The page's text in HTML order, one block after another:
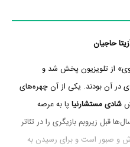
حاجیان
پهلوی» از تلویزیون پخش شد و
آن بودند. یکی از آن چهره‌های
شادی مستشارنیاپا به عرصه
قبل زیروبم بازیگری را در تئاتر
و صبور است و برای رسیدن به